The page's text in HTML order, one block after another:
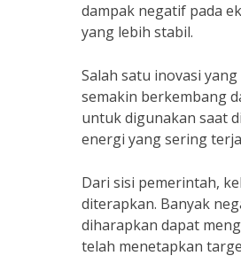
dampak negatif pada
yang lebih stabil.
Salah satu inovasi
semakin berkembang
untuk digunakan saat
energi yang sering
Dari sisi pemerintah,
diterapkan. Banyak
diharapkan dapat
telah menetapkan